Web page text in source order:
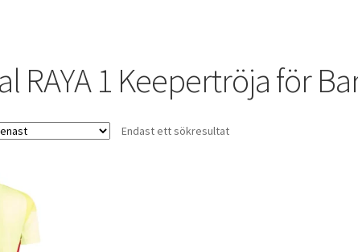
RAYA 1 Keepertröja för
Endast ett sökresultat